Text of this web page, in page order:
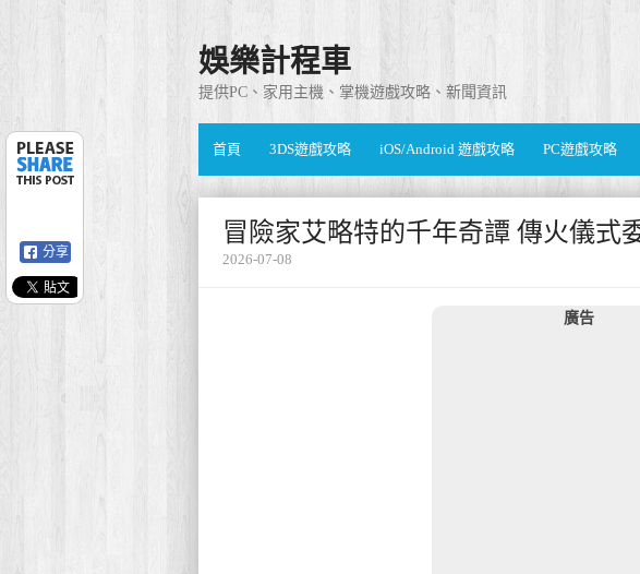
娛樂計程車
提供PC、家用主機、掌機遊戲攻略、新聞資訊
首頁 3DS遊戲攻略 iOS/Android 遊戲攻略 PC遊戲攻略
冒險家艾略特的千年奇譚 傳火儀式
2026-07-08
廣告
分享